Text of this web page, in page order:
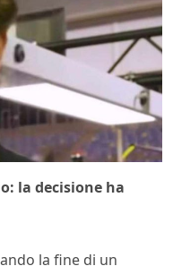
la decisione ha
la fine di un